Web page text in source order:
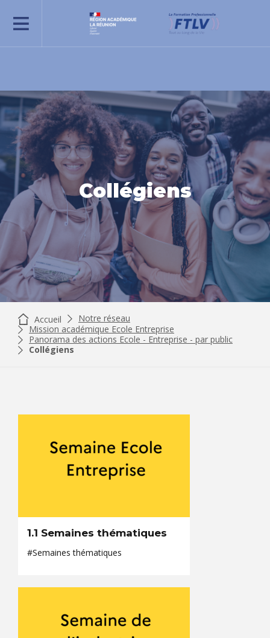
REJOIGNEZ-NOUS
Collégiens
Accueil
Notre réseau
Mission académique Ecole Entreprise
Panorama des actions Ecole - Entreprise - par public
Collégiens
1.1 Semaines thématiques
#Semaines thématiques